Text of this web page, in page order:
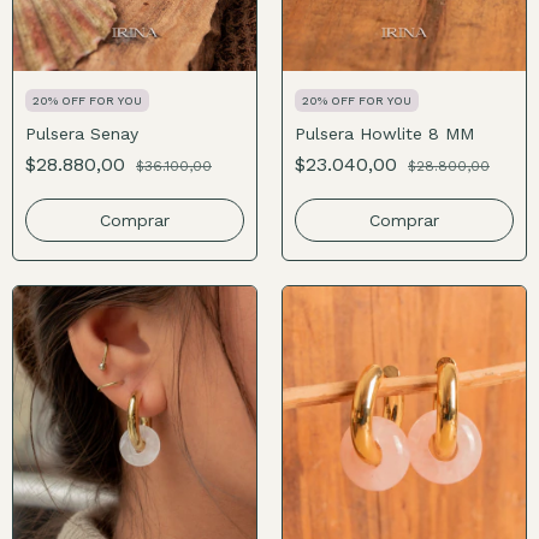
20% OFF FOR YOU
Pulsera Senay
$28.880,00 $36.100,00
20% OFF FOR YOU
Pulsera Howlite 8 MM
$23.040,00 $28.800,00
Comprar